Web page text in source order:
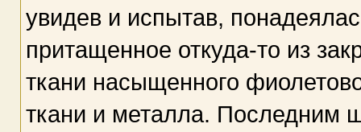
увидев и испытав,
притащенное откуда-то из
ткани насыщенного
ткани и металла. Последним